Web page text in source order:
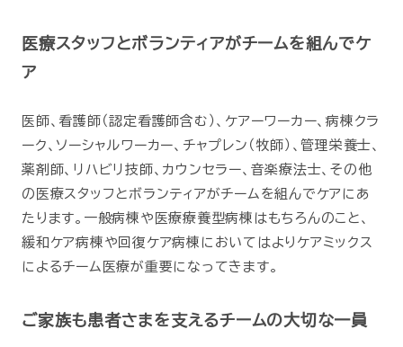
医療スタッフとボランティアがチームを組んでケ
ア
医師、看護師（認定看護師含む）、ケアーワーカー、病棟クラ
ーク、ソーシャルワーカー、チャプレン（牧師）、管理栄養士、
薬剤師、リハビリ技師、カウンセラー、音楽療法士、その他
の医療スタッフとボランティアがチームを組んでケアにあ
たります。一般病棟や医療療養型病棟はもちろんのこと、
緩和ケア病棟や回復ケア病棟においてはよりケアミックス
によるチーム医療が重要になってきます。
ご家族も患者さまを支えるチームの大切な一員